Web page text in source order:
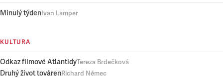
Minulý týden Ivan Lamper
KULTURA
Odkaz filmové AtlantidyTereza Brdečková
Druhý život továrenRichard Němec